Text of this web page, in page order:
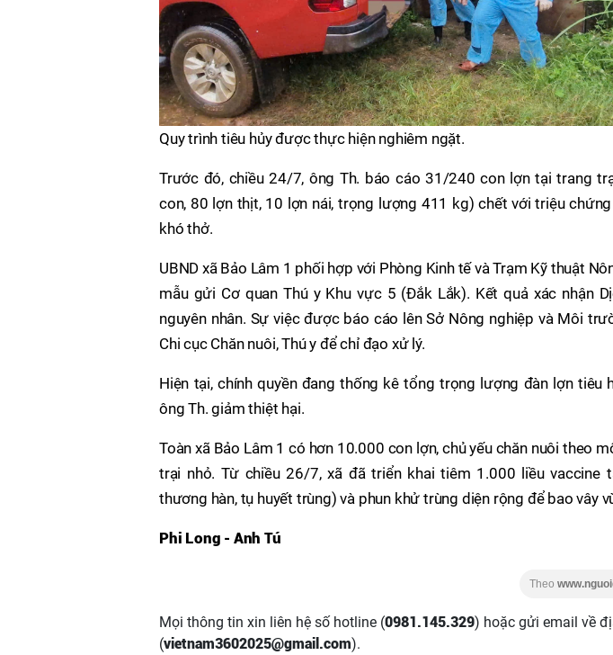
Quy trình tiêu hủy được thực hiện nghiêm ngặt.
Trước đó, chiều 24/7, ông Th. báo cáo 31/240 con lợn tại trang
con, 80 lợn thịt, 10 lợn nái, trọng lượng 411 kg) chết với triệu
khó thở.
UBND xã Bảo Lâm 1 phối hợp với Phòng Kinh tế và Trạm Kỹ thuật
mẫu gửi Cơ quan Thú y Khu vực 5 (Đắk Lắk). Kết quả xác nhận
nguyên nhân. Sự việc được báo cáo lên Sở Nông nghiệp và Môi
Chi cục Chăn nuôi, Thú y để chỉ đạo xử lý.
Hiện tại, chính quyền đang thống kê tổng trọng lượng đàn lợn tiêu
ông Th. giảm thiệt hại.
Toàn xã Bảo Lâm 1 có hơn 10.000 con lợn, chủ yếu chăn nuôi theo
trại nhỏ. Từ chiều 26/7, xã đã triển khai tiêm 1.000 liều vaccine
thương hàn, tụ huyết trùng) và phun khử trùng diện rộng để bao vây
Phi Long - Anh Tú
Theo
Mọi thông tin xin liên hệ số hotline (0981.145.329) hoặc gửi email về
(vietnam3602025@gmail.com).